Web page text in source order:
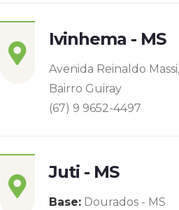
Ivinhema - MS
Avenida Reinaldo
Bairro Guiray
(67) 9 9652-4497
Juti - MS
Base: Dourados - MS